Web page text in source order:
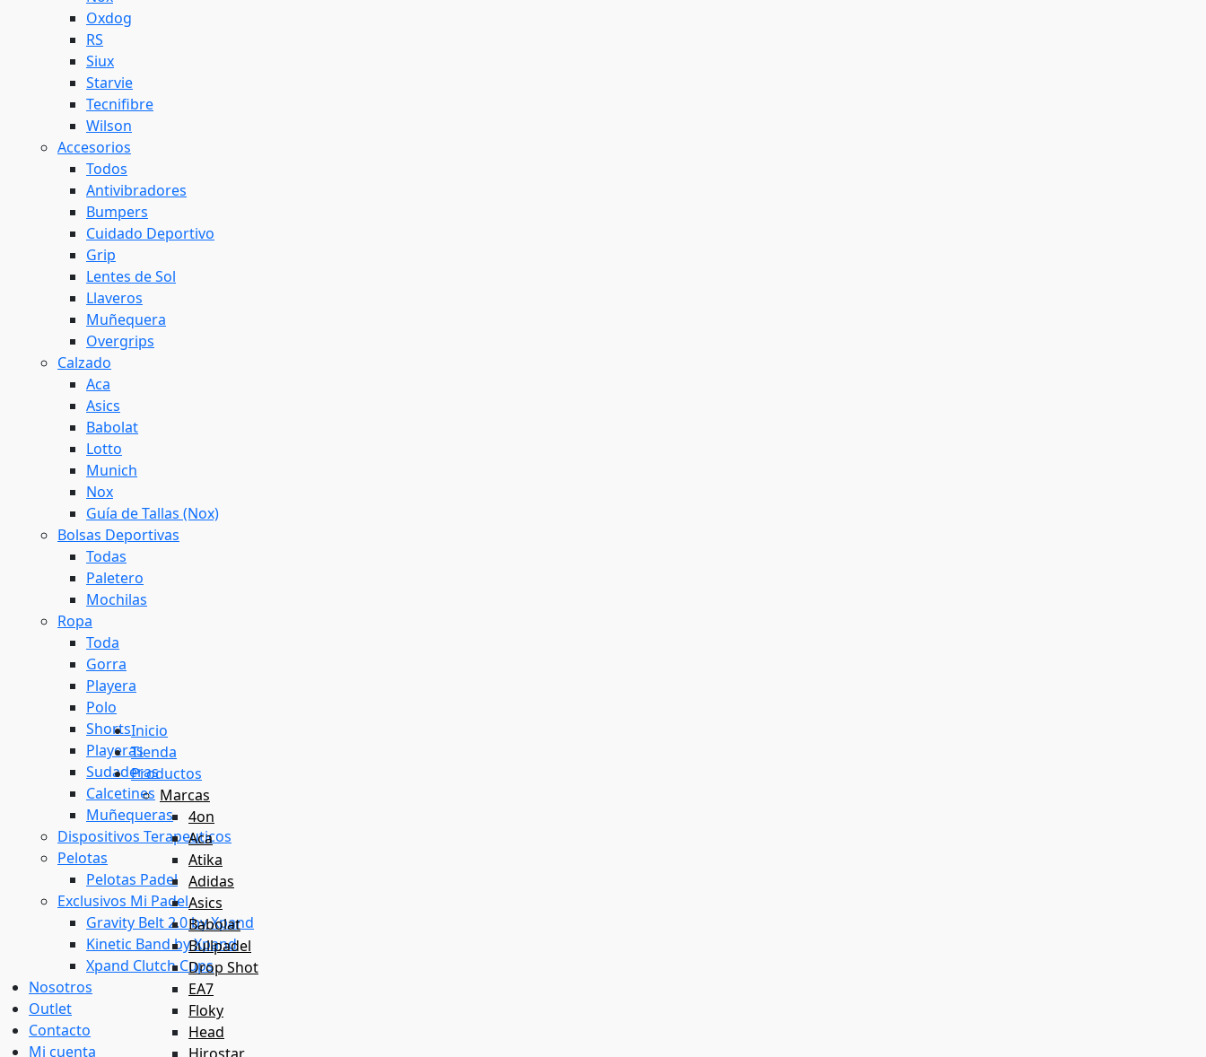
Oxdog
RS
Siux
Starvie
Tecnifibre
Wilson
Accesorios
Todos
Antivibradores
Bumpers
Cuidado Deportivo
Grip
Lentes de Sol
Llaveros
Muñequera
Overgrips
Calzado
Aca
Asics
Babolat
Lotto
Munich
Nox
Guía de Tallas (Nox)
Bolsas Deportivas
Todas
Paletero
Mochilas
Ropa
Toda
Gorra
Playera
Polo
Shorts
Playeras
Sudaderas
Calcetines
Muñequeras
Dispositivos Terapeuticos
Pelotas
Pelotas Padel
Exclusivos Mi Padel
Gravity Belt 2.0 by Xpand
Kinetic Band by Xpand
Xpand Clutch Cups
Nosotros
Outlet
Contacto
Mi cuenta
Inicio
Tienda
Productos
Marcas
4on
Aca
Atika
Adidas
Asics
Babolat
Bullpadel
Drop Shot
EA7
Floky
Head